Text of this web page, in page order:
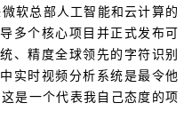
软总部人工智能和云计算的
多个核心项目并正式发布可
、精度全球领先的字符识别
实时视频分析系统是最令他
是一个代表我自己态度的项